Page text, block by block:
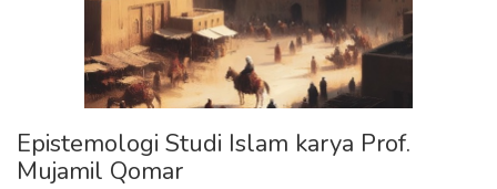
Epistemologi Studi Islam karya Prof.
Mujamil Qomar